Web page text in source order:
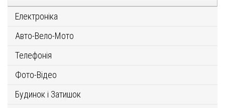
Електроніка
Авто-Вело-Мото
Телефонія
Фото-Відео
Будинок і Затишок